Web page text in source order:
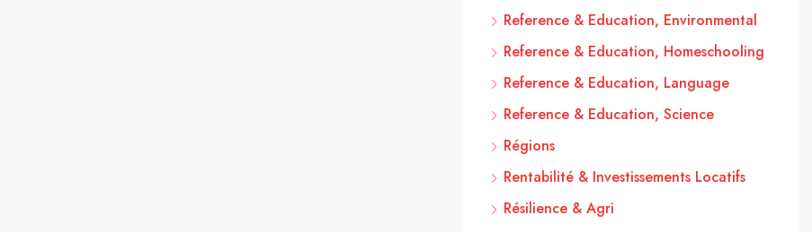
Reference & Education, Environmental
Reference & Education, Homeschooling
Reference & Education, Language
Reference & Education, Science
Régions
Rentabilité & Investissements Locatifs
Résilience & Agri